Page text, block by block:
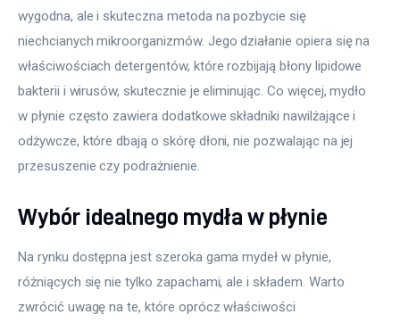
wygodna, ale i skuteczna metoda na pozbycie się
niechcianych mikroorganizmów. Jego działanie opiera się na
właściwościach detergentów, które rozbijają błony lipidowe
bakterii i wirusów, skutecznie je eliminując. Co więcej, mydło
w płynie często zawiera dodatkowe składniki nawilżające i
odżywcze, które dbają o skórę dłoni, nie pozwalając na jej
przesuszenie czy podrażnienie.
Wybór idealnego mydła w płynie
Na rynku dostępna jest szeroka gama mydeł w płynie,
różniących się nie tylko zapachami, ale i składem. Warto
zwrócić uwagę na te, które oprócz właściwości